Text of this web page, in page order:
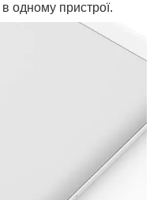
одному пристрої.